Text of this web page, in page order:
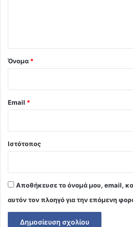
Όνομα *
Email *
Ιστότοπος
Αποθήκευσε το όνομά μου, email,
αυτόν τον πλοηγό για την επόμενη